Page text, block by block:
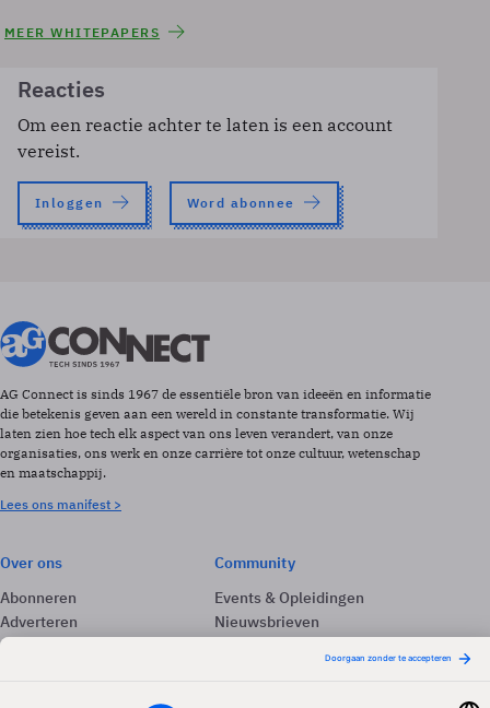
MEER WHITEPAPERS
Reacties
Om een reactie achter te laten is een account
vereist.
Inloggen Word abonnee
AG Connect is sinds 1967 de essentiële bron van ideeën en informatie
die betekenis geven aan een wereld in constante transformatie. Wij
laten zien hoe tech elk aspect van ons leven verandert, van onze
organisaties, ons werk en onze carrière tot onze cultuur, wetenschap
en maatschappij.
Lees ons manifest >
Over ons
Abonneren
Adverteren
Contact
Community
Events & Opleidingen
Nieuwsbrieven